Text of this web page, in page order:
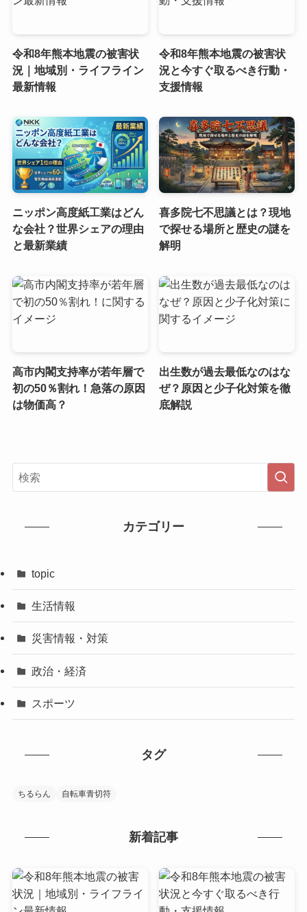
令和8年熊本地震の被害状
況｜地域別・ライフライン
最新情報
令和8年熊本地震の被害状
況と今すぐ取るべき行動・
支援情報
ニッポン高度紙工業はどん
な会社？世界シェアの理由
と最新業績
喜多院七不思議とは？現地
で探せる場所と歴史の謎を
解明
高市内閣支持率が若年層で
初の50％割れ！急落の原因
は物価高？
出生数が過去最低なのはな
ぜ？原因と少子化対策を徹
底解説
カテゴリー
topic
生活情報
災害情報・対策
政治・経済
スポーツ
タグ
ちるらん 自転車青切符
新着記事